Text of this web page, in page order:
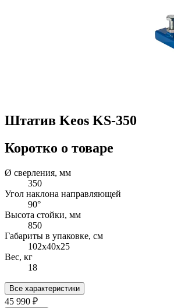
Штатив Keos KS-350
Коротко о товаре
Ø сверления, мм
350
Угол наклона направляющей
90°
Высота стойки, мм
850
Габариты в упаковке, см
102х40х25
Вес, кг
18
Все характеристики
45 990 ₽